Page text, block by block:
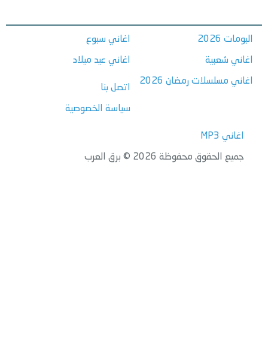
البومات 2026
اغاني شعبية
اغاني مسلسلات رمضان 2026
اغاني سبوع
اغاني عيد ميلاد
اتصل بنا
سياسة الخصوصية
اغاني MP3
جميع الحقوق محفوظة 2026 © برق العرب